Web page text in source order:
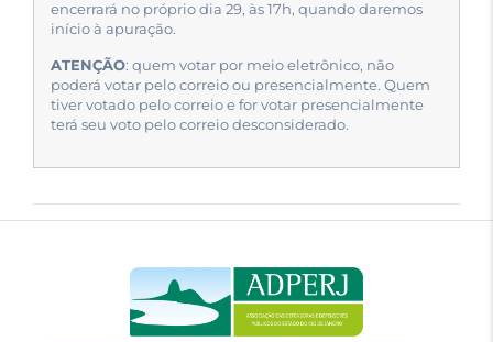
encerrará no próprio dia 29, às 17h, quando daremos
início à apuração.
ATENÇÃO: quem votar por meio eletrônico, não
poderá votar pelo correio ou presencialmente. Quem
tiver votado pelo correio e for votar presencialmente
terá seu voto pelo correio desconsiderado.